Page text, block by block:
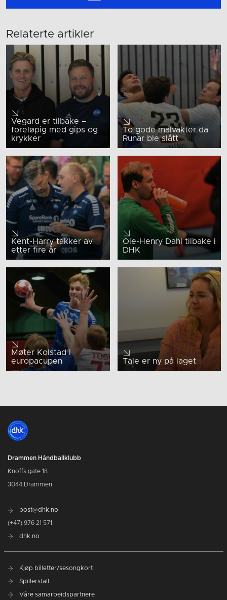
Relaterte artikler
Vegard er tilbake –
foreløpig med gips og
krykker
To gode målvakter da
Runar ble slått
Kent-Harry takker av
etter fire år
Ole-Henry Dahl tilbake i
DHK
Møter Kolstad i
europacupen
Tale er ny på laget
Drammen Håndballklubb
Knoffs gate 18
3044 Drammen
post@dhk.no
(+47) 976 21 571
dhk.no
Kjøp billetter/sesongkort
Spillerstall
Våre samarbeidspartnere